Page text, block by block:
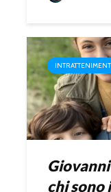
chi sono